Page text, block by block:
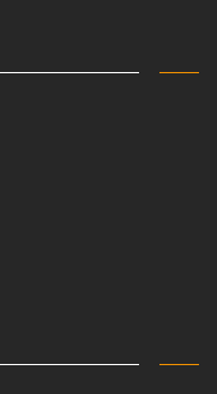
Freischneider